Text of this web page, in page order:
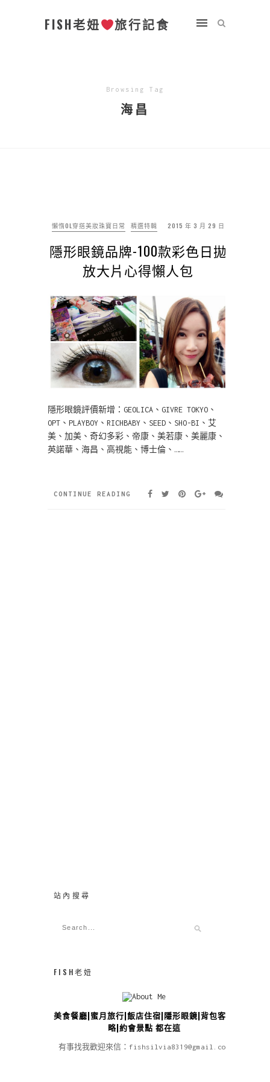
FISH老妞 旅行記食
Browsing Tag
海昌
懶惰OL穿搭美妝珠寶日常 精選特輯 2015 年 3 月 29 日
隱形眼鏡品牌-100款彩色日拋
放大片心得懶人包
隱形眼鏡評價新增：GEOLICA、GIVRE TOKYO、
OPT、PLAYBOY、RICHBABY、SEED、SHO-BI、艾
美、加美、奇幻多彩、帝康、美若康、美麗康、
英諾華、海昌、高視能、博士倫、……
CONTINUE READING
站內搜尋
FISH老妞
美食餐廳|蜜月旅行|飯店住宿|隱形眼鏡|背包客攻
略|約會景點 都在這
有事找我歡迎來信：fishsilvia8319@gmail.com